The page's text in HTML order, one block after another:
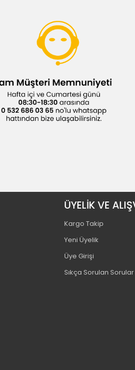
ÜYELİK VE
Kargo Takip
Yeni Üyelik
Üye Girişi
Sıkça Sorulan Sorular